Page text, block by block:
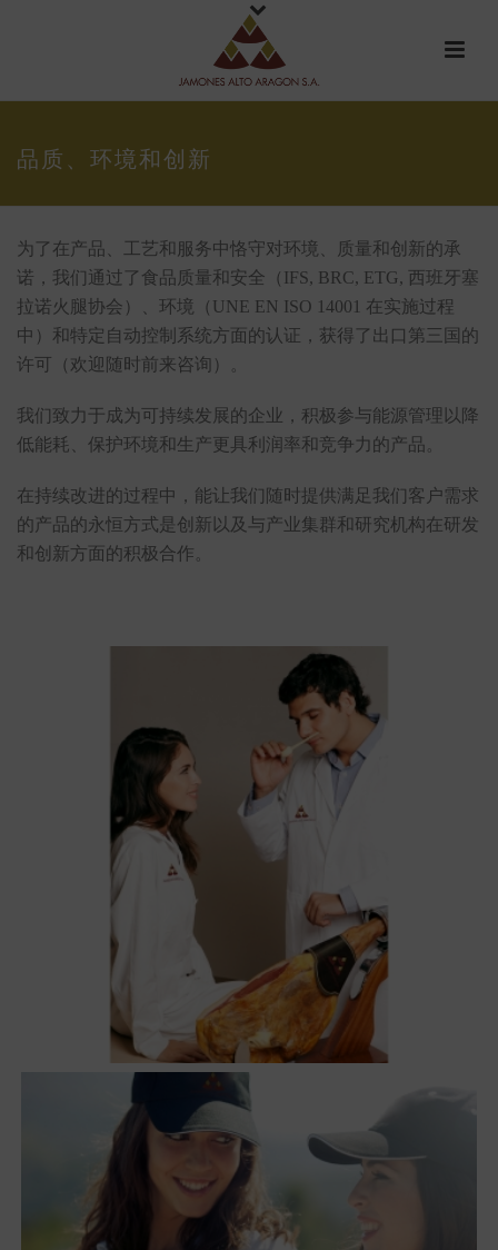
品质、环境和创新
为了在产品、工艺和服务中恪守对环境、质量和创新的承
诺，我们通过了食品质量和安全（IFS, BRC, ETG, 西班牙塞
拉诺火腿协会）、环境（UNE EN ISO 14001 在实施过程
中）和特定自动控制系统方面的认证，获得了出口第三国的
许可（欢迎随时前来咨询）。
我们致力于成为可持续发展的企业，积极参与能源管理以降
低能耗、保护环境和生产更具利润率和竞争力的产品。
在持续改进的过程中，能让我们随时提供满足我们客户需求
的产品的永恒方式是创新以及与产业集群和研究机构在研发
和创新方面的积极合作。